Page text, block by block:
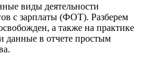
виды деятельности
с зарплаты (ФОТ). Разберем
а также на практике
данные в отчете простым